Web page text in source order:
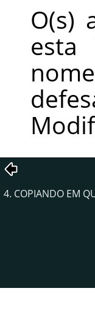
O(s)
esta
4. COPIANDO EM